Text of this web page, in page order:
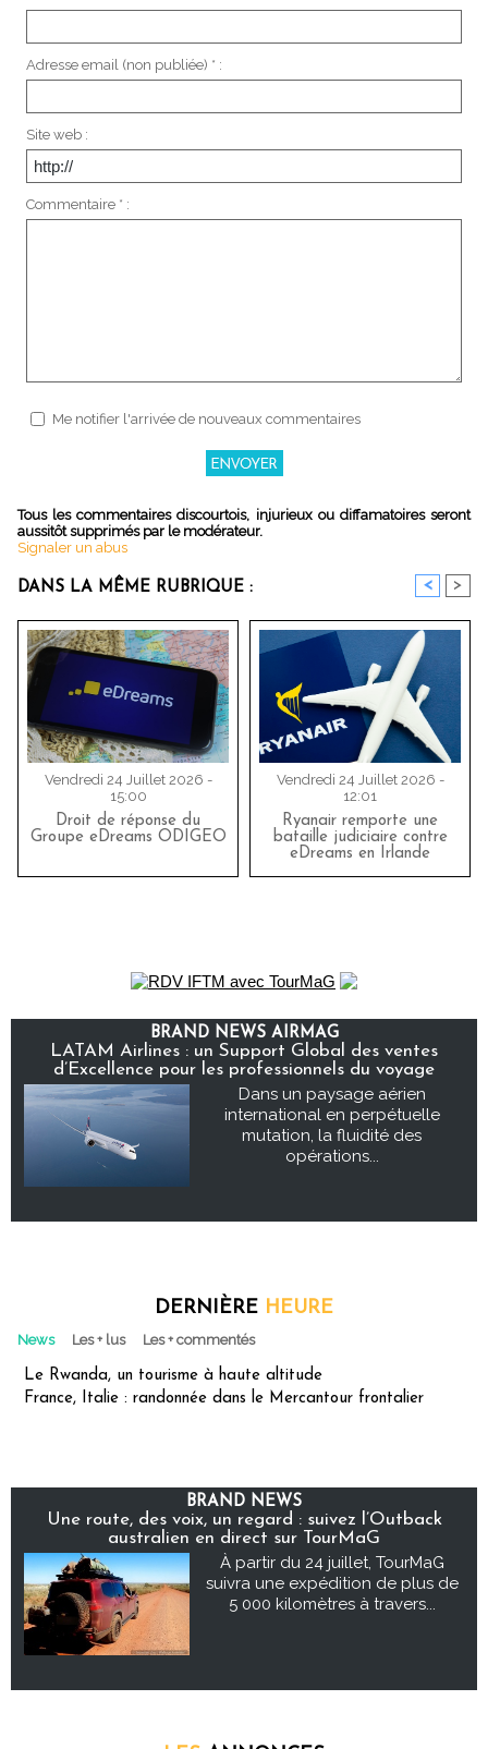
Adresse email (non publiée) * :
Site web :
Commentaire * :
Me notifier l'arrivée de nouveaux commentaires
Tous les commentaires discourtois, injurieux ou diffamatoires seront
aussitôt supprimés par le modérateur.
Signaler un abus
DANS LA MÊME RUBRIQUE : < >
Vendredi 24 Juillet 2026 -
15:00
Droit de réponse du
Groupe eDreams ODIGEO
Vendredi 24 Juillet 2026 -
12:01
Ryanair remporte une
bataille judiciaire contre
eDreams en Irlande
BRAND NEWS AIRMAG
LATAM Airlines : un Support Global des ventes
d’Excellence pour les professionnels du voyage
Dans un paysage aérien
international en perpétuelle
mutation, la fluidité des
opérations...
DERNIÈRE HEURE
News Les + lus Les + commentés
Le Rwanda, un tourisme à haute altitude
France, Italie : randonnée dans le Mercantour frontalier
BRAND NEWS
Une route, des voix, un regard : suivez l’Outback
australien en direct sur TourMaG
À partir du 24 juillet, TourMaG
suivra une expédition de plus de
5 000 kilomètres à travers...